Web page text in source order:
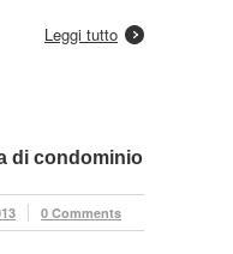
Leggi tutto
di condominio
0 Comments